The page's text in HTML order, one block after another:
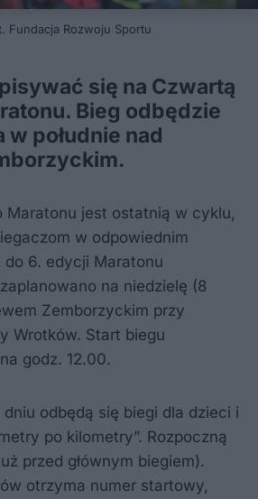
Fundacja Rozwoju Sportu
się na Czwartą
Bieg odbędzie
południe nad
Maratonu jest ostatnią w cyklu,
w odpowiednim
6. edycji Maratonu
na niedzielę (8
Zemborzyckim przy
Wrotków. Start biegu
godz. 12.00.
odbędą się biegi dla dzieci i
po kilometry”. Rozpoczną
przed głównym biegiem).
otrzyma numer startowy,